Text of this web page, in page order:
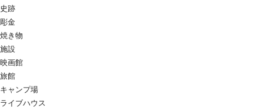
史跡
彫金
焼き物
施設
映画館
旅館
キャンプ場
ライブハウス